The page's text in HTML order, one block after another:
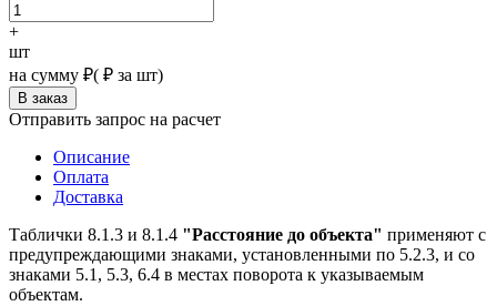
+
шт
на сумму ₽( ₽ за шт)
Отправить запрос на расчет
Описание
Оплата
Доставка
Таблички 8.1.3 и 8.1.4 "Расстояние до объекта" применяют с
предупреждающими знаками, установленными по 5.2.3, и со
знаками 5.1, 5.3, 6.4 в местах поворота к указываемым
объектам.